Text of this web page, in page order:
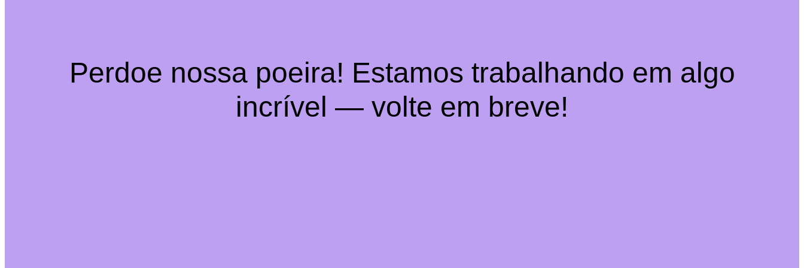
Perdoe nossa poeira! Estamos trabalhando em algo
incrível — volte em breve!